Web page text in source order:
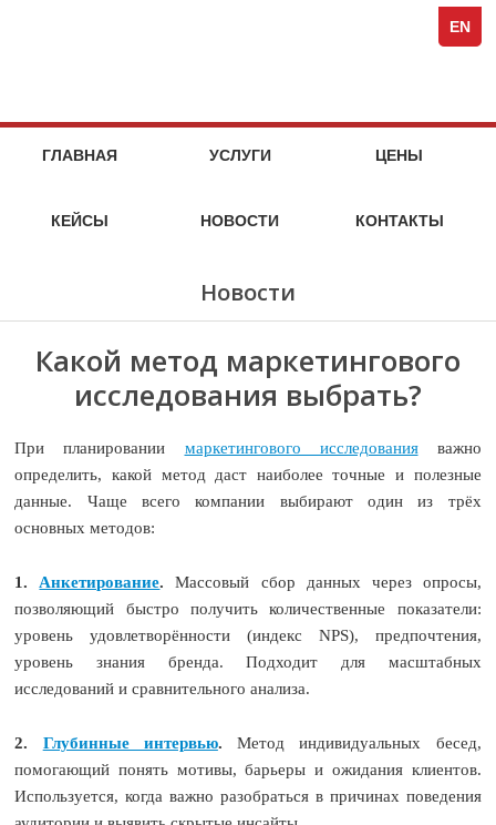
ГЛАВНАЯ
УСЛУГИ
ЦЕНЫ
КЕЙСЫ НОВОСТИ КОНТАКТЫ
Full-
EN
Новости
Какой метод маркетингового
исследования выбрать?
При планировании маркетингового исследованияважно
определить, какой метод даст наиболее точные и полезные
данные. Чаще всего компании выбирают один из трёх
основных методов:
1. Анкетирование. Массовый сбор данных через опросы,
позволяющий быстро получить количественные показатели:
уровень удовлетворённости (индекс NPS), предпочтения,
уровень знания бренда. Подходит для масштабных
исследований и сравнительного анализа.
2. Глубинные интервью. Метод индивидуальных бесед,
помогающий понять мотивы, барьеры и ожидания клиентов.
Используется, когда важно разобраться в причинах поведения